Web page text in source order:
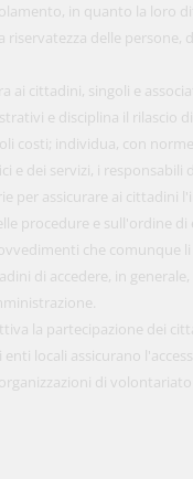
in quanto la loro
riservatezza delle persone,
ai cittadini, singoli e
e disciplina il rilascio
costi; individua, con
e dei servizi, i responsabili
per assicurare ai cittadini
procedure e sull'ordine di
che comunque
di accedere, in
la partecipazione dei
locali assicurano
di volontariato